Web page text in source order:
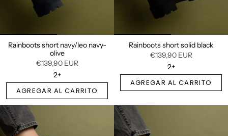
Rainboots short navy/leo navy-
olive
€139,90 EUR
2+
AGREGAR AL CARRITO
Rainboots short solid black
€139,90 EUR
2+
AGREGAR AL CARRITO